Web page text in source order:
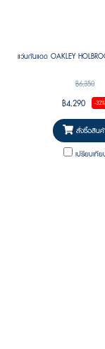
แว่นกันแดด OAKLEY
฿6,350
฿4,290 -32%
สั่งซื้อสิน
เปรียบเที